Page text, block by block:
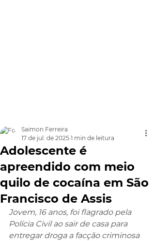
Adolescente é
apreendido com meio
quilo de cocaína em São
Francisco de Assis
Saimon Ferreira
17 de jul. de 2025 1 min de leitura
Jovem, 16 anos, foi flagrado pela
Polícia Civil ao sair de casa para
entregar droga a facção criminosa